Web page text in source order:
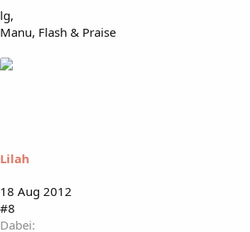
lg,
Manu, Flash & Praise
Lilah
18 Aug 2012
#8
Dabei